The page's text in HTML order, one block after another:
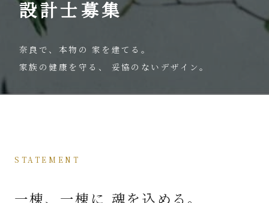
設計士募集
奈良で、本物の 家を建てる。
家族の健康を守る、
妥協のないデザイン。
STATEMENT
一棟、一棟に 魂を込める。